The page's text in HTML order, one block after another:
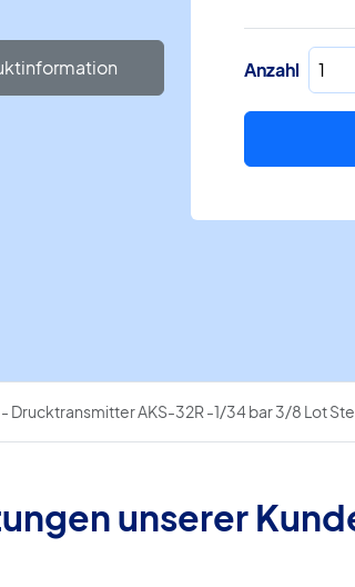
Anzahl
AKS-
32R
bar
Lot
- Drucktransmitter AKS-32R -1/34 bar 3/8 Lot
unserer